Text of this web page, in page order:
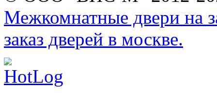
Межкомнатные двери на
заказ дверей в москве.